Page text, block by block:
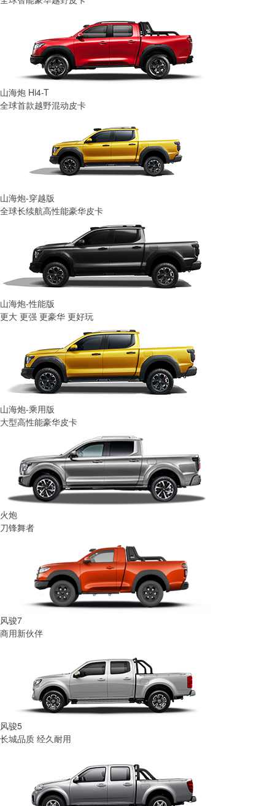
山海炮 Hi4-T
全球首款越野混动皮卡
山海炮-穿越版
全球长续航高性能豪华皮卡
山海炮-性能版
更大 更强 更豪华 更好玩
山海炮-乘用版
大型高性能豪华皮卡
火炮
刀锋舞者
风骏7
商用新伙伴
风骏5
长城品质 经久耐用